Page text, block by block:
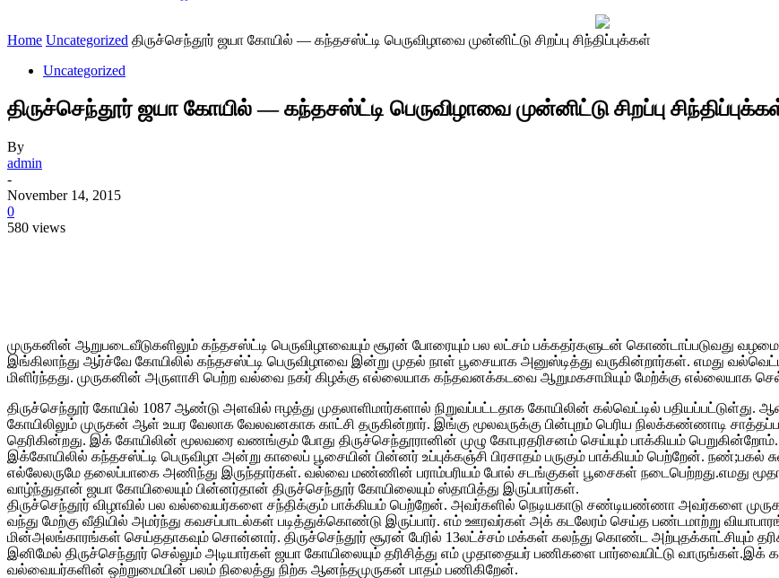
Home Uncategorized திருச்செந்தூர் ஜயா கோயில் — கந்தசஸ்ட்டி பெருவிழாவை முன்னிட்டு சிறப்பு சிந்திப்புக்கள்
Uncategorized
திருச்செந்தூர் ஜயா கோயில் — கந்தசஸ்ட்டி பெருவிழாவை முன்னிட்டு சிறப்பு
By
admin
-
November 14, 2015
0
580 views
முருகனின் ஆறுபடைவீடுகளிலும் கந்தசஸ்ட்டி பெருவிழாவையும் சூரன் போரையும் பல லட்சம் பக்கதர்களுடன் கொண்டாப்படுவது
இங்கிலாந்து ஆர்ச்வே கோயிலில் கந்தசஸ்ட்டி பெருவிழாவை இன்று முதல் நாள் பூசையாக அனுஸ்டித்து வருகின்றார்கள். எமது
மிளிர்ந்தது. முருகனின் அருளாசி பெற்ற வல்வை நகர் கிழக்கு எல்லையாக கந்தவனக்கடவை ஆறுமகசாமியும் மேற்க்கு எல்லையாக
திருச்செந்தூர் கோயில் 1087 ஆண்டு அளவில் ஈழத்து முதலாளிமார்களால் நிறுவப்பட்டதாக கோயிலின் கல்வெட்டில் பதியப்பட்டுள்து.
கோயிலிலும் முருகன் ஆள் உயர வேலாக வேலவனகாக காட்சி தருகின்றார். இங்கு மூலவருக்கு பின்புறம் பெரிய நிலக்கண்ணாடி
தெரிகின்றது. இக் கோயிலின் மூலவரை வணங்கும் போது திருச்செந்தூரானின் முழு கோபுரதரிசனம் செய்யும் பாக்கியம்
இக்கோயிலில் கந்தசஸ்ட்டி பெருவிழா அன்று காலைப் பூசையின் பின்னர் உப்புக்கஞ்சி பிரசாதம் பருகும் பாக்கியம் பெற்றேன். நண்;பகல்
எல்லேலருமே தலைப்பாகை அணிந்து இருந்தார்கள். வல்வை மண்ணின் பராம்பரியம் போல் சடங்குகள் பூசைகள் நடைபெற்றது.எமது
வாழ்ந்துதான் ஜயா கோயிலையும் பின்னர்தான் திருச்செந்தூர் கோயிலையும் ஸ்தாபித்து இருப்பார்கள்.
திருச்செந்தூர் விழாவில் பல வல்வையர்களை சந்திக்கும் பாக்கியம் பெற்றேன். அவர்களில் நெடியகாடு சண்டியண்ணா அவர்களை
வந்து மேற்கு வீதியில் அமர்ந்து கவசப்பாடல்கள் படித்துக்கொண்டு இருப்பார். எம் ஊரவர்கள் அக் கடலேரம் செய்த பண்டமாற்று
மின்அலங்காரங்கள் செய்ததாகவும் சொன்னார். திருச்செந்தூர் சூரன் பேரில் 13லட்ச்சம் மக்கள் கலந்து கொண்ட அற்புதக்காட்சியும்
இனிமேல் திருச்செந்தூர் செல்லும் அடியார்கள் ஜயா கோயிலையும் தரிசித்து எம் முதாதையர் பணிகளை பார்வையிட்டு
வல்வையர்களின் ஒற்றுமையின் பலம் நிலைத்து நிற்க ஆனந்தமுருகன் பாதம் பணிகிறேன்.